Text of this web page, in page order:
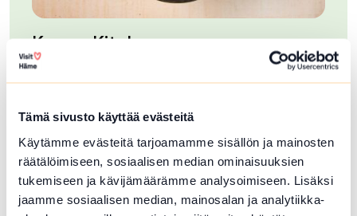
Tämä sivusto käyttää evästeitä
Käytämme evästeitä tarjoamamme sisällön ja mainosten
räätälöimiseen, sosiaalisen median ominaisuuksien
tukemiseen ja kävijämäärämme analysoimiseen. Lisäksi
jaamme sosiaalisen median, mainosalan ja analytiikka-
Kauno Kitchen
Kauno Kitchen on Hämeenlinnassa toimiva
Lue lisää tuotteesta Kauno Kitchen